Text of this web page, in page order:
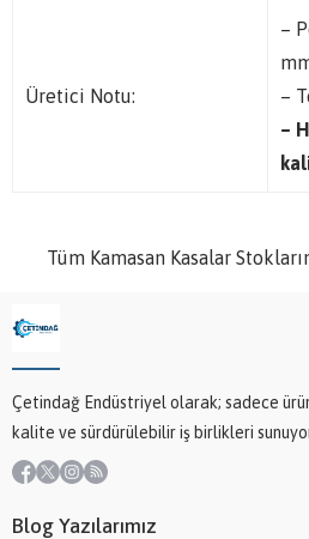
Üretici Notu:
–
–
–
Tüm Kamasan Kasalar
Çetindağ Endüstriyel olarak; sadece
kalite ve sürdürülebilir iş birlikleri
Blog Yazılarımız